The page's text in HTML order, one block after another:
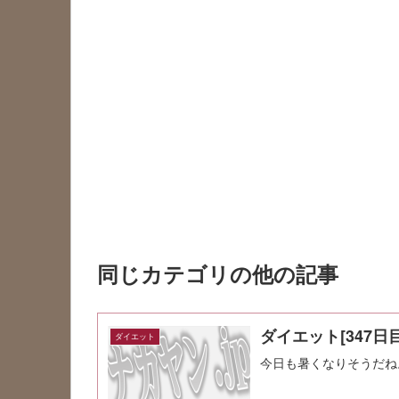
同じカテゴリの他の記事
ダイエット ダイエット[347日
今日も暑くなりそうだ